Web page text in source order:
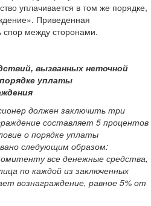
уплачивается в том же порядке,
Приведенная
между сторонами.
вызванных неточной
уплаты
должен заключить три
составляет 5 процентов
о порядке уплаты
следующим образом:
все денежные средства,
по каждой из заключенных
вознаграждение, равное 5% от